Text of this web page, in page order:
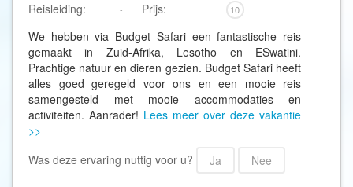
Reisleiding: - Prijs: 10
We hebben via Budget Safari een fantastische reis
gemaakt in Zuid-Afrika, Lesotho en ESwatini.
Prachtige natuur en dieren gezien. Budget Safari heeft
alles goed geregeld voor ons en een mooie reis
samengesteld met mooie accommodaties en
activiteiten. Aanrader! Lees meer over deze vakantie
>>
Was deze ervaring nuttig voor u?
Ja Nee